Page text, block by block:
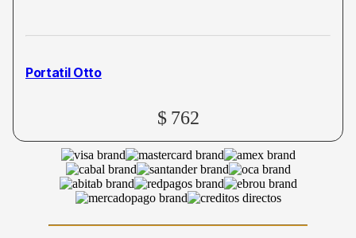
Portatil Otto
$ 762